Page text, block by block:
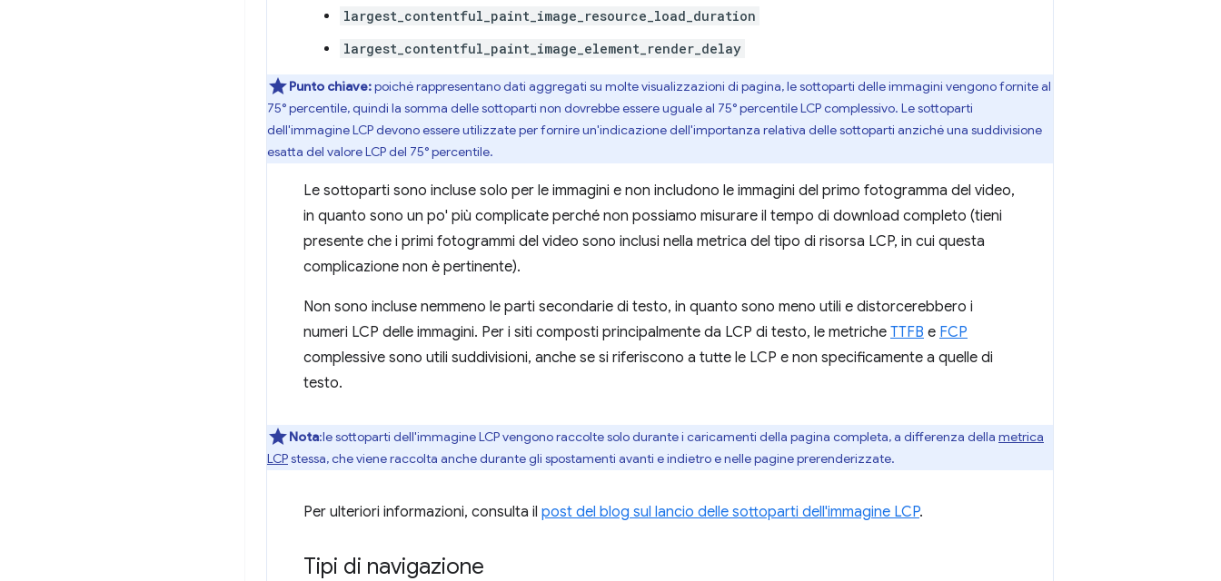
largest_contentful_paint_image_resource_load_duration
largest_contentful_paint_image_element_render_delay
Punto chiave:poiché rappresentano dati aggregati su molte visualizzazioni di pagina, le sottoparti delle immagini vengono fornite al
75° percentile, quindi la somma delle sottoparti non dovrebbe essere uguale al 75° percentile LCP complessivo. Le sottoparti
dell'immagine LCP devono essere utilizzate per fornire un'indicazione dell'importanza relativa delle sottoparti anziché una suddivisione
esatta del valore LCP del 75° percentile.
Le sottoparti sono incluse solo per le immagini e non includono le immagini del primo fotogramma del video,
in quanto sono un po' più complicate perché non possiamo misurare il tempo di download completo (tieni
presente che i primi fotogrammi del video sono inclusi nella metrica del tipo di risorsa LCP, in cui questa
complicazione non è pertinente).
Non sono incluse nemmeno le parti secondarie di testo, in quanto sono meno utili e distorcerebbero i
numeri LCP delle immagini. Per i siti composti principalmente da LCP di testo, le metriche TTFB e FCP
complessive sono utili suddivisioni, anche se si riferiscono a tutte le LCP e non specificamente a quelle di
testo.
Nota:le sottoparti dell'immagine LCP vengono raccolte solo durante i caricamenti della pagina completa, a differenza della metrica
LCPstessa, che viene raccolta anche durante gli spostamenti avanti e indietro e nelle pagine prerenderizzate.
Per ulteriori informazioni, consulta il post del blog sul lancio delle sottoparti dell'immagine LCP.
Tipi di navigazione